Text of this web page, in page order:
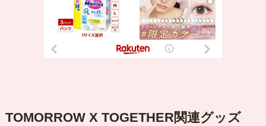
TOMORROW X TOGETHER関連グッズ